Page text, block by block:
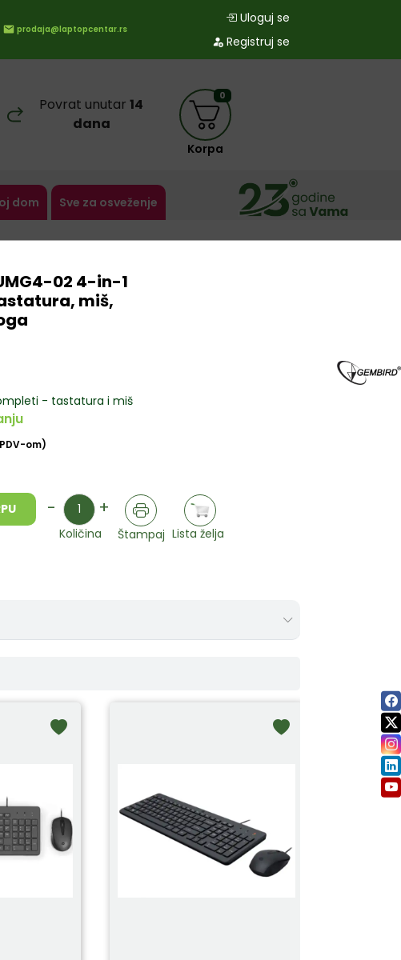
prodaja@laptopcentar.rs
Uloguj se
Registruj se
Povrat unutar14
dana
0
Korpa
dom Sve za osveženje
02 4-in-1
miš,
- tastatura i miš
om)
- Količina +
Količina Štampaj Lista želja